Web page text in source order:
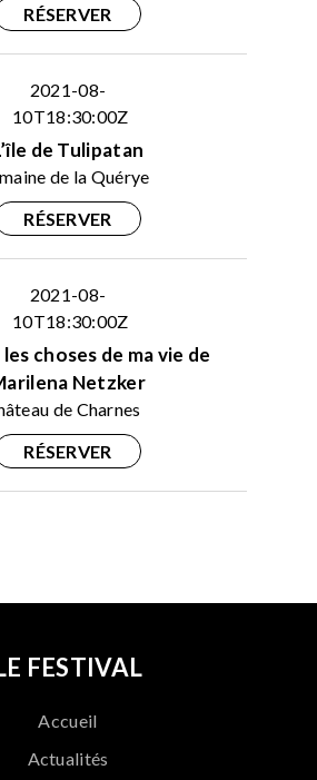
RÉSERVER
2021-08-
10T18:30:00Z
de Tulipatan
de la Quérye
RÉSERVER
2021-08-
10T18:30:00Z
choses de ma vie de
Netzker
de Charnes
RÉSERVER
FESTIVAL
Accueil
Actualités